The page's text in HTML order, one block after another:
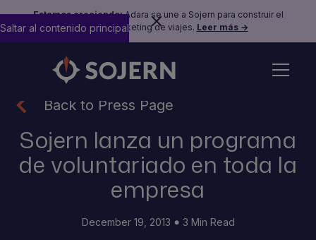
Estamos creciendo:Adara se une a Sojern para construir el
futuro del marketing de viajes. Leer más →
Saltar al contenido principal
Back to Press Page
Sojern lanza un programa
de voluntariado en toda la
empresa
December 19, 2013 3 Min Read